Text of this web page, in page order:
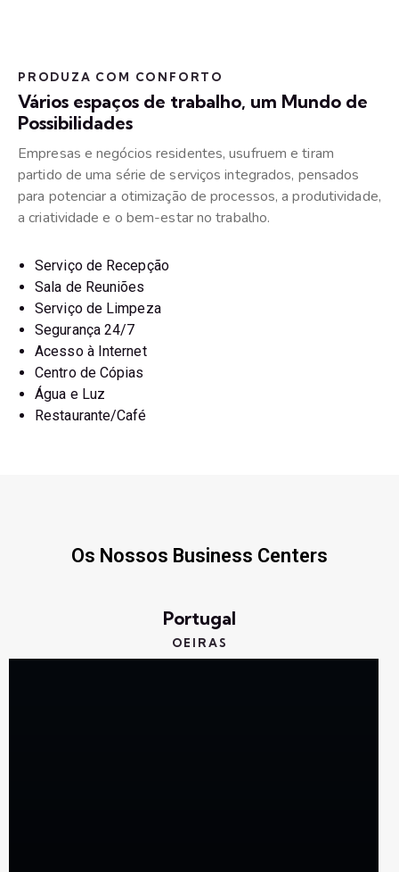
PRODUZA COM CONFORTO
Vários espaços de trabalho, um Mundo de
Possibilidades
Empresas e negócios residentes, usufruem e tiram
partido de uma série de serviços integrados, pensados
para potenciar a otimização de processos, a produtividade,
a criatividade e o bem-estar no trabalho.
Serviço de Recepção
Sala de Reuniões
Serviço de Limpeza
Segurança 24/7
Acesso à Internet
Centro de Cópias
Água e Luz
Restaurante/Café
Os Nossos Business Centers
Portugal
OEIRAS